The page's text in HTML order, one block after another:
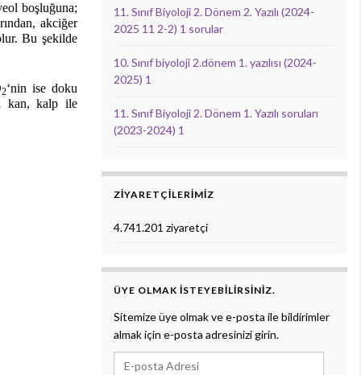
boşluğuna;
akciğer
Bu şekilde
2‘nin ise doku
kan, kalp ile
11. Sınıf Biyoloji 2. Dönem 2. Yazılı (2024-
2025 11 2-2) 1 sorular
10. Sınıf biyoloji 2.dönem 1. yazılısı (2024-
2025) 1
11. Sınıf Biyoloji 2. Dönem 1. Yazılı soruları
(2023-2024) 1
ZIYARETÇILERIMIZ
4.741.201 ziyaretçi
ÜYE OLMAK ISTEYEBILIRSINIZ.
Sitemize üye olmak ve e-posta ile bildirimler
almak için e-posta adresinizi girin.
E-posta Adresi